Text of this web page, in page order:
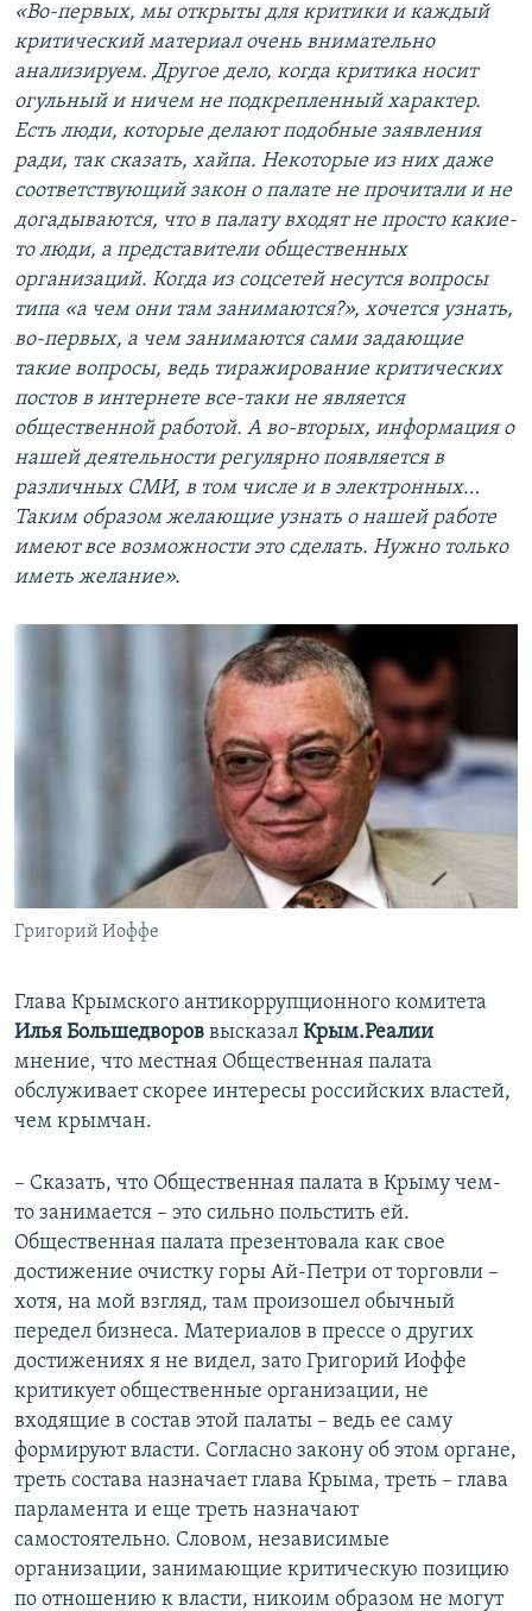
«Во-первых, мы открыты для критики и каждый
критический материал очень внимательно
анализируем. Другое дело, когда критика носит
огульный и ничем не подкрепленный характер.
Есть люди, которые делают подобные заявления
ради, так сказать, хайпа. Некоторые из них даже
соответствующий закон о палате не прочитали и не
догадываются, что в палату входят не просто какие-
то люди, а представители общественных
организаций. Когда из соцсетей несутся вопросы
типа «а чем они там занимаются?», хочется узнать,
во-первых, а чем занимаются сами задающие
такие вопросы, ведь тиражирование критических
постов в интернете все-таки не является
общественной работой. А во-вторых, информация о
нашей деятельности регулярно появляется в
различных СМИ, в том числе и в электронных…
Таким образом желающие узнать о нашей работе
имеют все возможности это сделать. Нужно только
иметь желание».
Григорий Иоффе
Глава Крымского антикоррупционного комитета
Илья Большедворов высказал Крым.Реалии
мнение, что местная Общественная палата
обслуживает скорее интересы российских властей,
чем крымчан.
– Сказать, что Общественная палата в Крыму чем-
то занимается – это сильно польстить ей.
Общественная палата презентовала как свое
достижение очистку горы Ай-Петри от торговли –
хотя, на мой взгляд, там произошел обычный
передел бизнеса. Материалов в прессе о других
достижениях я не видел, зато Григорий Иоффе
критикует общественные организации, не
входящие в состав этой палаты – ведь ее саму
формируют власти. Согласно закону об этом органе,
треть состава назначает глава Крыма, треть – глава
парламента и еще треть назначают
самостоятельно. Словом, независимые
организации, занимающие критическую позицию
по отношению к власти, никоим образом не могут